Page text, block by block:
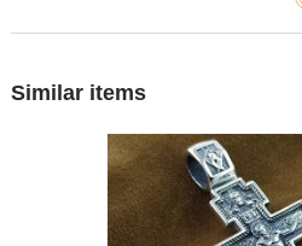
Similar items